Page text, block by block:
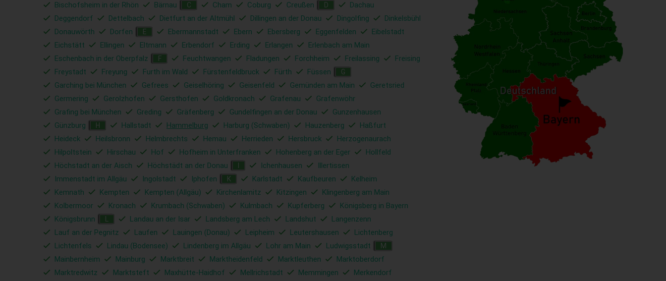
Bischofsheim in der Rhön
Bärnau C Cham Coburg Creußen D
Dachau
Deggendorf
Dettelbach Dietfurt an der Altmühl Dillingen an der Donau Dingolfing
Dinkelsbühl
Donauwörth
Dorfen E Ebermannstadt Ebern Ebersberg Eggenfelden
Eibelstadt
Eichstätt
Ellingen Eltmann Erbendorf Erding Erlangen
Erlenbach am Main
Eschenbach in der Oberpfalz
F Feuchtwangen Fladungen Forchheim Freilassing
Freising
Freystadt
Freyung Furth im Wald Fürstenfeldbruck Fürth Füssen G
Garching bei München Gefrees Geiselhöring Geisenfeld Gemünden am Main
Geretsried
Germering
Gerolzhofen Gersthofen Goldkronach Grafenau
Grafenwöhr
Grafing bei München
Greding Gräfenberg Gundelfingen an der Donau
Gunzenhausen
Günzburg
H Hallstadt Hammelburg Harburg (Schwaben) Hauzenberg
Haßfurt
Heideck
Heilsbronn Helmbrechts Hemau Herrieden Hersbruck
Herzogenaurach
Hilpoltstein
Hirschau Hof Hofheim in Unterfranken Hohenberg an der Eger
Hollfeld
Höchstadt an der Aisch
Höchstädt an der Donau Ichenhausen
Illertissen
Immenstadt im Allgäu
Ingolstadt Iphofen K Karlstadt Kaufbeuren
Kelheim
Kemnath
Kempten Kempten (Allgäu) Kirchenlamitz Kitzingen
Klingenberg am Main
Kolbermoor
Kronach Krumbach (Schwaben) Kulmbach Kupferberg
Königsberg in Bayern
Königsbrunn
Landau an der Isar Landsberg am Lech Landshut
Langenzenn
Lauf an der Pegnitz
Laufen Lauingen (Donau) Leipheim Leutershausen
Lichtenberg
Lichtenfels
Lindau (Bodensee) Lindenberg im Allgäu Lohr am Main Ludwigsstadt M
Mainbernheim Mainburg Marktbreit Marktheidenfeld Marktleuthen
Marktoberdorf
Marktredwitz
Marktsteft Maxhütte-Haidhof Mellrichstadt Memmingen
Merkendorf